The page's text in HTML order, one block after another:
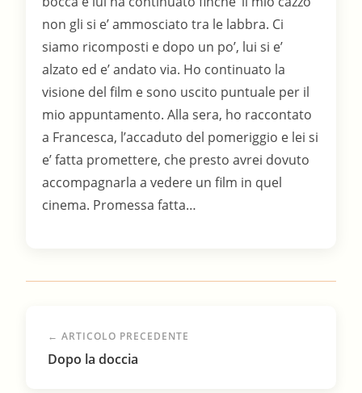
non gli si e’ ammosciato tra le labbra. Ci
siamo ricomposti e dopo un po’, lui si e’
alzato ed e’ andato via. Ho continuato la
visione del film e sono uscito puntuale per il
mio appuntamento. Alla sera, ho raccontato
a Francesca, l’accaduto del pomeriggio e lei si
e’ fatta promettere, che presto avrei dovuto
accompagnarla a vedere un film in quel
cinema. Promessa fatta…
← ARTICOLO PRECEDENTE
Dopo la doccia